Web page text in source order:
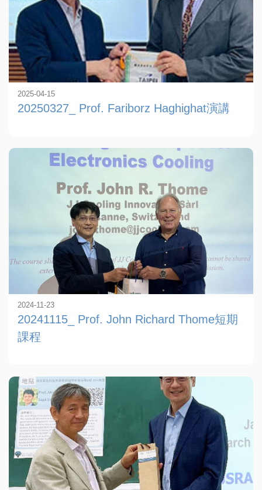
2025-04-15
20250327_ Prof. Fariborz Haghighat演講
2024-11-23
20241115_ Prof. John Richard Thome短期
課程